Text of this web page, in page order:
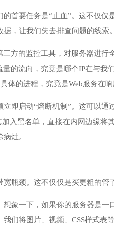
首要任务是“止血”。这不仅
，让我们失去排查问题的线索。
方的监控工具，对服务器进行
的流向，究竟是哪个IP在与我
体的进程，究竟是Web服务在
即启动“熔断机制”。这可以
入黑名单，直接在内网边缘将
灶。
瓶颈。这不仅仅是买更粗的管
象一下，如果你的服务器是
们将图片、视频、CSS样式表